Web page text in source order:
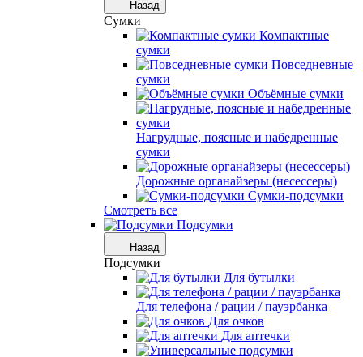
Назад
Сумки
Компактные
сумки
Повседневные
сумки
Объёмные сумки
Нагрудные, поясные и набедренные
сумки
Дорожные органайзеры (несессеры)
Сумки-подсумки
Смотреть все
Подсумки
Назад
Подсумки
Для бутылки
Для телефона / рации / пауэрбанка
Для очков
Для аптечки